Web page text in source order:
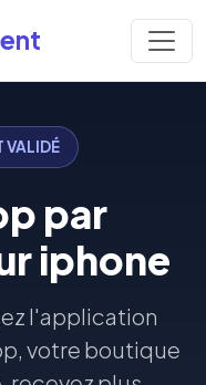
VALIDÉ
par
iphone
l'application
votre boutique